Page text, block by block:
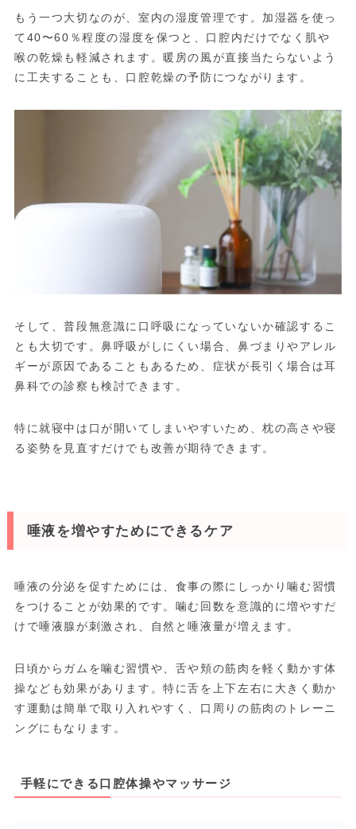
もう一つ大切なのが、室内の湿度管理です。加湿器を使っ
て40〜60％程度の湿度を保つと、口腔内だけでなく肌や
喉の乾燥も軽減されます。暖房の風が直接当たらないよう
に工夫することも、口腔乾燥の予防につながります。
そして、普段無意識に口呼吸になっていないか確認するこ
とも大切です。鼻呼吸がしにくい場合、鼻づまりやアレル
ギーが原因であることもあるため、症状が長引く場合は耳
鼻科での診察も検討できます。
特に就寝中は口が開いてしまいやすいため、枕の高さや寝
る姿勢を見直すだけでも改善が期待できます。
唾液を増やすためにできるケア
唾液の分泌を促すためには、食事の際にしっかり噛む習慣
をつけることが効果的です。噛む回数を意識的に増やすだ
けで唾液腺が刺激され、自然と唾液量が増えます。
日頃からガムを噛む習慣や、舌や頬の筋肉を軽く動かす体
操なども効果があります。特に舌を上下左右に大きく動か
す運動は簡単で取り入れやすく、口周りの筋肉のトレーニ
ングにもなります。
手軽にできる口腔体操やマッサージ